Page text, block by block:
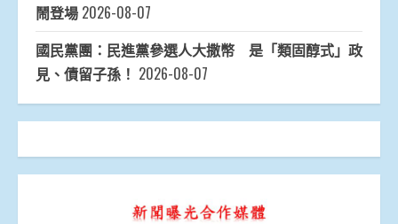
鬧登場 2026-08-07
國民黨團：民進黨參選人大撒幣 是「類固醇式」政
見、債留子孫！ 2026-08-07